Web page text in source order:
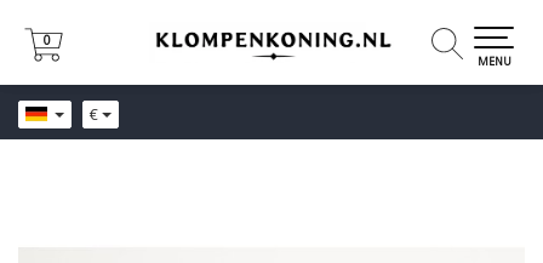
€
0
0
MENU